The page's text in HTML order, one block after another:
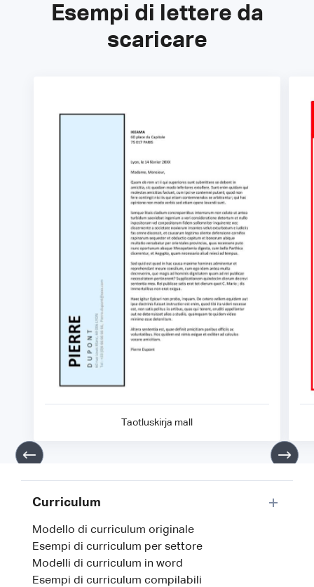
Esempi di lettere da
scaricare
Taotluskirja mall
Curriculum
Modello di curriculum originale
Esempi di curriculum per settore
Modelli di curriculum in word
Esempi di curriculum compilabili